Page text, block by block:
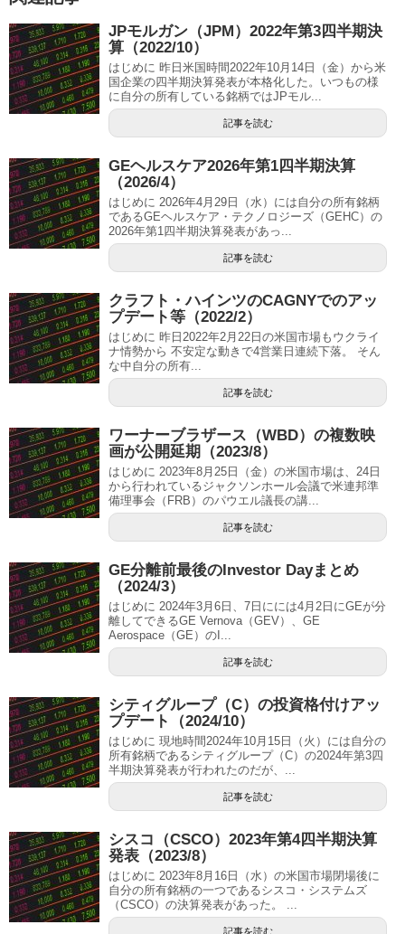
JPモルガン（JPM）2022年第3四半期決
算（2022/10）
はじめに 昨日米国時間2022年10月14日（金）から米
国企業の四半期決算発表が本格化した。いつもの様
に自分の所有している銘柄ではJPモル...
記事を読む
GEヘルスケア2026年第1四半期決算
（2026/4）
はじめに 2026年4月29日（水）には自分の所有銘柄
であるGEヘルスケア・テクノロジーズ（GEHC）の
2026年第1四半期決算発表があっ...
記事を読む
クラフト・ハインツのCAGNYでのアッ
プデート等（2022/2）
はじめに 昨日2022年2月22日の米国市場もウクライ
ナ情勢から 不安定な動きで4営業日連続下落。 そん
な中自分の所有...
記事を読む
ワーナーブラザース（WBD）の複数映
画が公開延期（2023/8）
はじめに 2023年8月25日（金）の米国市場は、24日
から行われているジャクソンホール会議で米連邦準
備理事会（FRB）のパウエル議長の講...
記事を読む
GE分離前最後のInvestor Dayまとめ
（2024/3）
はじめに 2024年3月6日、7日にには4月2日にGEが分
離してできるGE Vernova（GEV）、GE
Aerospace（GE）のI...
記事を読む
シティグループ（C）の投資格付けアッ
プデート（2024/10）
はじめに 現地時間2024年10月15日（火）には自分の
所有銘柄であるシティグループ（C）の2024年第3四
半期決算発表が行われたのだが、...
記事を読む
シスコ（CSCO）2023年第4四半期決算
発表（2023/8）
はじめに 2023年8月16日（水）の米国市場閉場後に
自分の所有銘柄の一つであるシスコ・システムズ
（CSCO）の決算発表があった。 ...
記事を読む